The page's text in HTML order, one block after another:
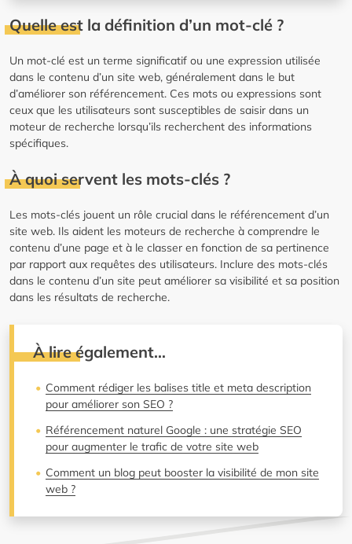
Quelle est la définition d’un mot-clé ?
Un mot-clé est un terme significatif ou une expression utilisée
dans le contenu d’un site web, généralement dans le but
d’améliorer son référencement. Ces mots ou expressions sont
ceux que les utilisateurs sont susceptibles de saisir dans un
moteur de recherche lorsqu’ils recherchent des informations
spécifiques.
À quoi servent les mots-clés ?
Les mots-clés jouent un rôle crucial dans le référencement d’un
site web. Ils aident les moteurs de recherche à comprendre le
contenu d’une page et à le classer en fonction de sa pertinence
par rapport aux requêtes des utilisateurs. Inclure des mots-clés
dans le contenu d’un site peut améliorer sa visibilité et sa position
dans les résultats de recherche.
À lire également…
Comment rédiger les balises title et meta description
pour améliorer son SEO ?
Référencement naturel Google : une stratégie SEO
pour augmenter le trafic de votre site web
Comment un blog peut booster la visibilité de mon site
web ?